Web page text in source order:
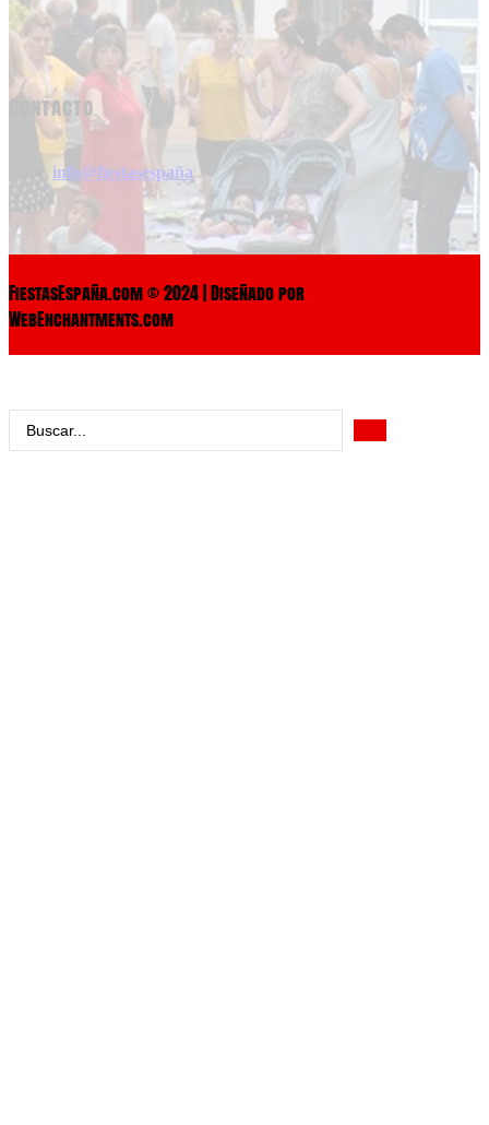
Contacto
info@fiestasespaña
FiestasEspaña.com © 2024 | Diseñado por
WebEnchantments.com